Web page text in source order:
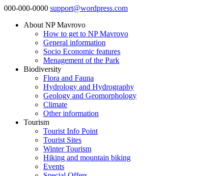
000-000-0000 support@wordpress.com
About NP Mavrovo
How to get to NP Mavrovo
General information
Socio Economic features
Menagement of the Park
Biodiversity
Flora and Fauna
Hydrology and Hydrography
Geology and Geomorphology
Climate
Other information
Tourism
Tourist Info Point
Tourist Sites
Winter Tourism
Hiking and mountain biking
Events